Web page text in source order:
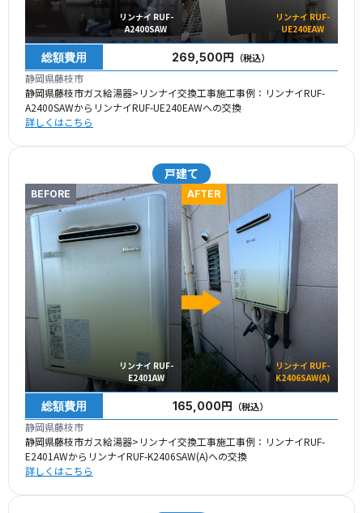
リンナイ RUF-
A2400SAW
リンナイ RUF-
UE240EAW
総額費用 269,500円 （税込）
静岡県藤枝市
静岡県藤枝市ガス給湯器>リンナイ交換工事施工事例：リンナイRUF-
A2400SAWからリンナイRUF-UE240EAWへの交換
詳しくはこちら
戸建て
BEFORE
リンナイ RUF-
E2401AW
AFTER
リンナイ RUF-
K2406SAW(A)
総額費用 165,000円 （税込）
静岡県藤枝市
静岡県藤枝市ガス給湯器>リンナイ交換工事施工事例：リンナイRUF-
E2401AWからリンナイRUF-K2406SAW(A)への交換
詳しくはこちら